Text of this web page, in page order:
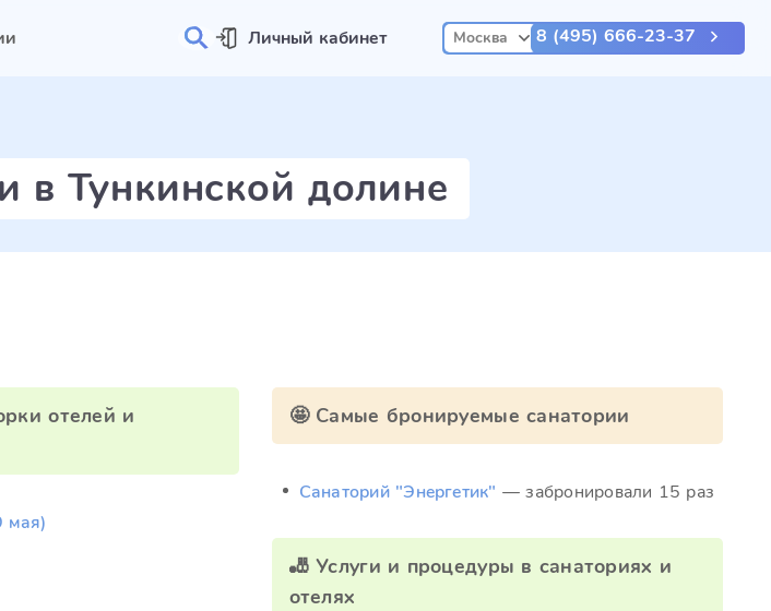
Личный кабинет Москва 8 (495) 666-23-37
в Тункинской долине
отелей и
мая)
🤩 Самые бронируемые санатории
Санаторий "Энергетик" — забронировали 15 раз
🎳 Услуги и процедуры в санаториях и
отелях